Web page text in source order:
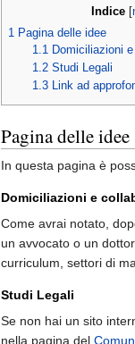
Indice [
1 Pagina delle idee
1.1 Domiciliazioni
1.2 Studi Legali
1.3 Link ad
Pagina delle idee
In questa pagina è
Domiciliazioni e
Come avrai notato,
un avvocato o un
curriculum, settori di
Studi Legali
Se non hai un sito
nella pagina del